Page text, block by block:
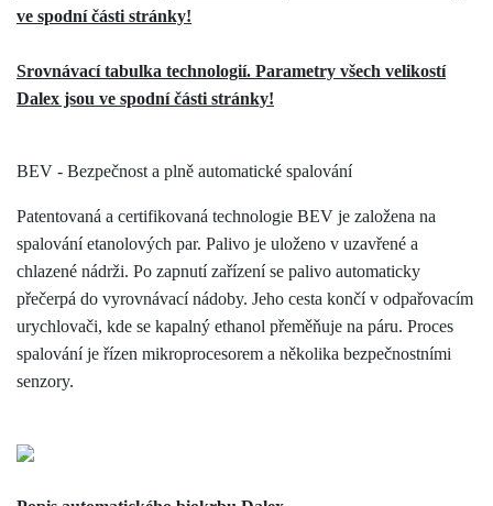
ve spodní části stránky!
Srovnávací tabulka technologií. Parametry všech velikostí
Dalex jsou ve spodní části stránky!
BEV - Bezpečnost a plně automatické spalování
Patentovaná a certifikovaná technologie BEV je založena na
spalování etanolových par. Palivo je uloženo v uzavřené a
chlazené nádrži. Po zapnutí zařízení se palivo automaticky
přečerpá do vyrovnávací nádoby. Jeho cesta končí v odpařovacím
urychlovači, kde se kapalný ethanol přeměňuje na páru. Proces
spalování je řízen mikroprocesorem a několika bezpečnostními
senzory.